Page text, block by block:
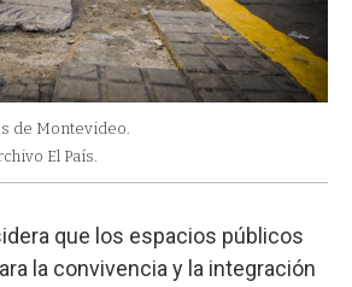
de Montevideo.
El País.
que los espacios públicos
la convivencia y la integración